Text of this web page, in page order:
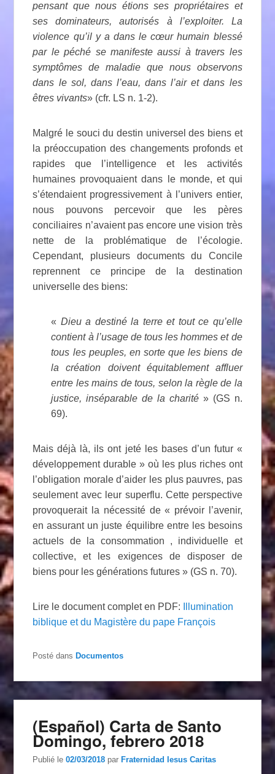
pensant que nous étions ses propriétaires et
ses dominateurs, autorisés à l’exploiter. La
violence qu’il y a dans le cœur humain blessé
par le péché se manifeste aussi à travers les
symptômes de maladie que nous observons
dans le sol, dans l’eau, dans l’air et dans les
êtres vivants» (cfr. LS n. 1-2).
Malgré le souci du destin universel des biens et
la préoccupation des changements profonds et
rapides que l’intelligence et les activités
humaines provoquaient dans le monde, et qui
s’étendaient progressivement à l’univers entier,
nous pouvons percevoir que les pères
conciliaires n’avaient pas encore une vision très
nette de la problématique de l’écologie.
Cependant, plusieurs documents du Concile
reprennent ce principe de la destination
universelle des biens:
« Dieu a destiné la terre et tout ce qu’elle
contient à l’usage de tous les hommes et de
tous les peuples, en sorte que les biens de
la création doivent équitablement affluer
entre les mains de tous, selon la règle de la
justice, inséparable de la charité » (GS n.
69).
Mais déjà là, ils ont jeté les bases d’un futur «
développement durable » où les plus riches ont
l’obligation morale d’aider les plus pauvres, pas
seulement avec leur superflu. Cette perspective
provoquerait la nécessité de « prévoir l’avenir,
en assurant un juste équilibre entre les besoins
actuels de la consommation , individuelle et
collective, et les exigences de disposer de
biens pour les générations futures » (GS n. 70).
Lire le document complet en PDF:
Illumination
biblique et du Magistère du pape François
Posté dans Documentos
(Español) Carta de Santo
Domingo, febrero 2018
Publié le02/03/2018 parFraternidad Iesus Caritas